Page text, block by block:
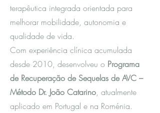
terapêutica integrada orientada para
melhorar mobilidade, autonomia e
qualidade de vida.
Com experiência clínica acumulada
desde 2010, desenvolveu o Programa
de Recuperação de Sequelas de AVC –
Método Dr. João Catarino, atualmente
aplicado em Portugal e na Roménia.